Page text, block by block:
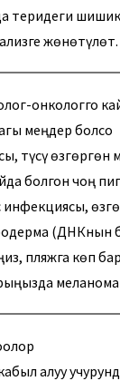
жөнөтүлөт.
онкологго
меңдер болсо
түсү өзгөргөн
болгон чоң
(ДНКнын
пляжга көп
алуу